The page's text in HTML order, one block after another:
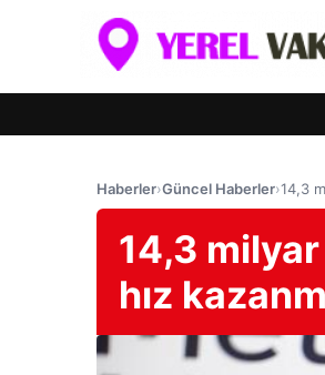
Haberler›Güncel Haberler›14,3
14,3 milyar
hız